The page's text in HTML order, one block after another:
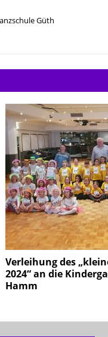
Güth
Verleihung des
2024“ an die
Hamm